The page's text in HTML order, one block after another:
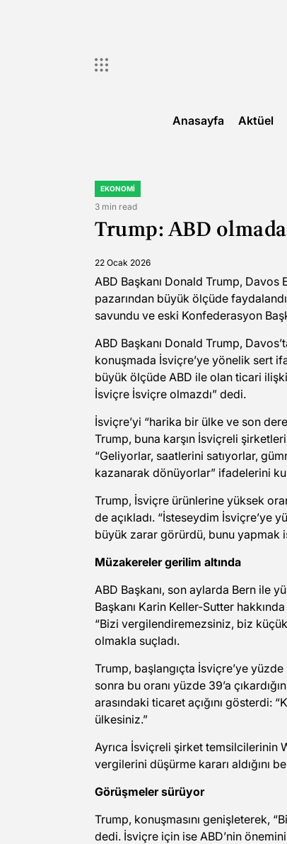
Anasayfa Aktüel
POSTED
IN
EKONOMI
Estimated
read
time
3 min read
Trump: ABD
22 Ocak 2026
ABD Başkanı Donald Trump, Davos
pazarından büyük ölçüde
savundu ve eski Konfederasyon
ABD Başkanı Donald Trump,
konuşmada İsviçre’ye yönelik sert
büyük ölçüde ABD ile olan ticari
İsviçre İsviçre olmazdı” dedi.
İsviçre’yi “harika bir ülke ve son
Trump, buna karşın İsviçreli
“Geliyorlar, saatlerini satıyorlar,
kazanarak dönüyorlar” ifadelerini
Trump, İsviçre ürünlerine yüksek
de açıkladı. “İsteseydim
büyük zarar görürdü, bunu yapmak
Müzakereler gerilim altında
ABD Başkanı, son aylarda Bern ile
Başkanı Karin Keller-Sutter
“Bizi vergilendiremezsiniz, biz
olmakla suçladı.
Trump, başlangıçta İsviçre’ye
sonra bu oranı yüzde 39’a
arasındaki ticaret açığını gösterdi:
ülkesiniz.”
Ayrıca İsviçreli şirket temsilcilerinin
vergilerini düşürme kararı aldığını
Görüşmeler sürüyor
Trump, konuşmasını genişleterek,
dedi. İsviçre için ise ABD’nin